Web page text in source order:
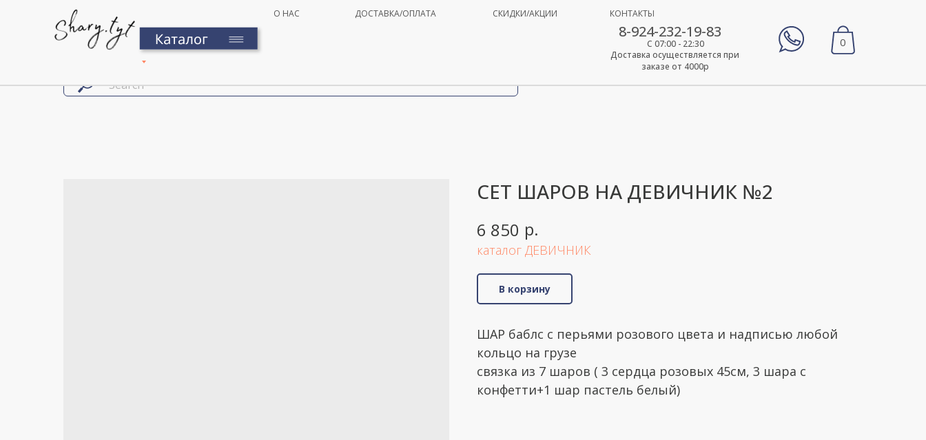
О НАС СКИДКИ/АКЦИИ
ДОСТАВКА/ОПЛАТА КОНТАКТЫ
8-924-232-19-83
Доставка осуществляется при
заказе от 4000р
С 07:00 - 22:30 0
СЕТ ШАРОВ НА ДЕВИЧНИК №2
6 850 р.
каталог ДЕВИЧНИК
В корзину
ШАР баблс с перьями розового цвета и надписью любой
кольцо на грузе
связка из 7 шаров ( 3 сердца розовых 45см, 3 шара с
конфетти+1 шар пастель белый)